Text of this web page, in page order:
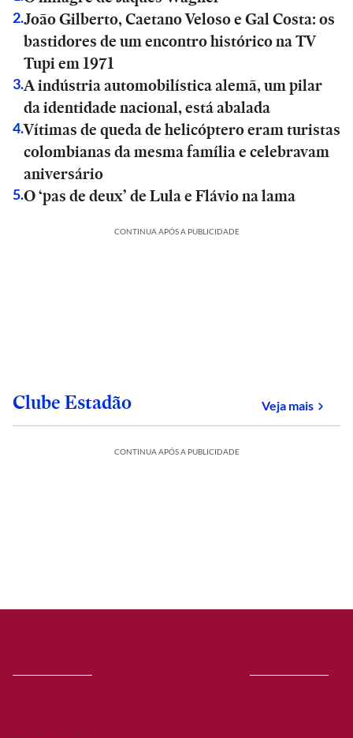
2.João Gilberto, Caetano Veloso e Gal Costa: os
bastidores de um encontro histórico na TV
Tupi em 1971
3.A indústria automobilística alemã, um pilar
da identidade nacional, está abalada
4.Vítimas de queda de helicóptero eram turistas
colombianas da mesma família e celebravam
aniversário
5.O ‘pas de deux’ de Lula e Flávio na lama
CONTINUA APÓS A PUBLICIDADE
Clube Estadão Veja maissobre
CONTINUA APÓS A PUBLICIDADE